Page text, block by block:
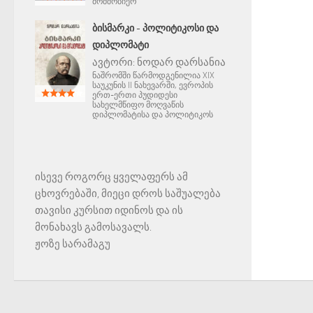
ᲑᲘᲡᲛᲐᲠᲙᲘ - ᲞᲝᲚᲘᲢᲘᲙᲝᲡᲘ ᲓᲐ
ᲓᲘᲞᲚᲝᲛᲐᲢᲘ
ავტორი: ნოდარ დარსანია
ნაშრომში წარმოდგენილია XIX
საუკუნის II ნახევარში, ევროპის
ერთ-ერთი პუდიდესი
სახელმწიფო მოღვაწის
დიპლომატისა და პოლიტიკოს
ისევე როგორც ყველაფერს ამ
ცხოვრებაში, მიეცი დროს საშუალება
თავისი კურსით იდინოს და ის
მონახავს გამოსავალს.
ჟოზე სარამაგუ